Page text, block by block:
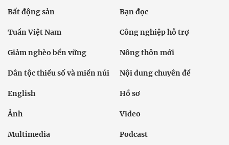
Bất động sản Bạn đọc
Tuần Việt Nam Công nghiệp hỗ trợ
Giảm nghèo bền vững Nông thôn mới
Dân tộc thiểu số và miền núi Nội dung chuyên đề
English Hồ sơ
Ảnh Video
Multimedia Podcast